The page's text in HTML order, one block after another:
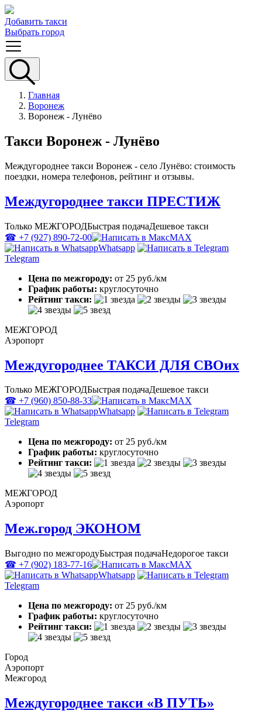
Добавить такси
Выбрать город
Главная
Воронеж
Воронеж - Лунёво
Такси Воронеж - Лунёво
Междугороднее такси Воронеж - село Лунёво: стоимость
поездки, номера телефонов, рейтинг и отзывы.
Междугороднее такси ПРЕСТИЖ
Только МЕЖГОРОДБыстрая подачаДешевое такси
☎ +7 (927) 890-72-00
MAX
Whatsapp
Telegram
Цена по межгороду: от 25 руб./км
График работы: круглосуточно
Рейтинг такси:
МЕЖГОРОД
Аэропорт
Междугороднее ТАКСИ ДЛЯ СВОих
Только МЕЖГОРОДБыстрая подачаДешевое такси
☎ +7 (960) 850-88-33
MAX
Whatsapp
Telegram
Цена по межгороду: от 25 руб./км
График работы: круглосуточно
Рейтинг такси:
МЕЖГОРОД
Аэропорт
Меж.город ЭКОНОМ
Выгодно по межгородуБыстрая подачаНедорогое такси
☎ +7 (902) 183-77-16
MAX
Whatsapp
Telegram
Цена по межгороду: от 25 руб./км
График работы: круглосуточно
Рейтинг такси:
Город
Аэропорт
Межгород
Междугороднее такси «В ПУТЬ»